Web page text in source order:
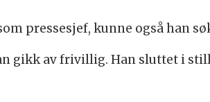
pressesjef, kunne også han
gikk av frivillig. Han sluttet i